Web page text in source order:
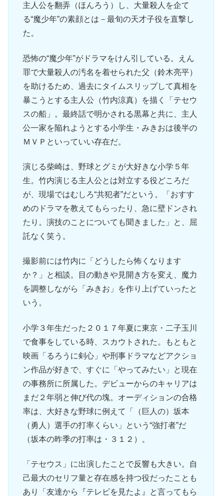
主人公を翻弄（ほんろう）し、大量殺人を企て
る“魔少年”の素顔とは－最旬の天才子役を直撃し
た。
恐怖の“魔少年”がドラマをけん引している。えん
罪で大量殺人の汚名を着せられた父（鈴木亮平）
を助けるため、過去にタイムスリップして真相を
暴こうとする主人公（竹内涼真）を描く「テセウ
スの船」。最終話で明かされる黒幕と共に、主人
公一家を陥れようとする小学生・みきおは後半の
ＭＶＰといっていい存在だ。
演じる柴崎は、野球とグミが大好きな小学５年
生。竹内演じる主人公とは対立する役どころだ
が、現場ではむしろ“共犯者”だという。「おすす
めのドラマを教えてもらったり、急に壁ドンされ
たり。演技のことについても聞きました」と、屈
託なく笑う。
撮影前には竹内に「どうしたら怖くなります
か？」と相談。目の動きや見開き方を変え、魔力
を調整しながら「みきお」を作り上げていったと
いう。
小学３年生だった２０１７年夏に東京・二子玉川
で食事をしている時、スカウトされた。もともと
映画「るろうに剣心」や刑事ドラマなどアクショ
ン作品が好きで、すぐに「やってみたい」と現在
の事務所に所属した。デビューからのキャリアは
まだ２年弱と伸び代の塊。オーディションの合格
率は、大好きな野球に例えて「（巨人の）坂本
（勇人）選手の打率くらい」という“強打者”だ
（坂本の昨季の打率は・３１２）。
「テセウス」に出演したことで反響も大きい。自
己最大のセリフ量と存在感を持つ役だったことも
あり「友達から『テレビを見たよ』と言ってもら